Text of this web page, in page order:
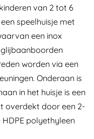
van 2 tot 6
speelhuisje met
een inox
worden via een
Onderaan is
in het huisje is een
overdekt door een 2-
polyethyleen